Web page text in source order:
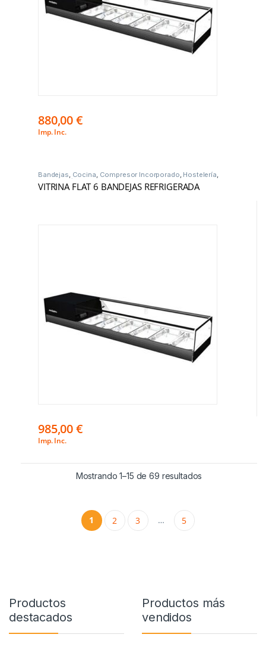
880,00€
Imp. Inc.
Bandejas Cocina Compresor Incorporado Hostelería
Vitrinas Frío
VITRINA FLAT 6 BANDEJAS REFRIGERADA
985,00€
Imp. Inc.
Mostrando 1–15 de 69 resultados
1 2 3 … 5
Productos
destacados
Productos más
vendidos